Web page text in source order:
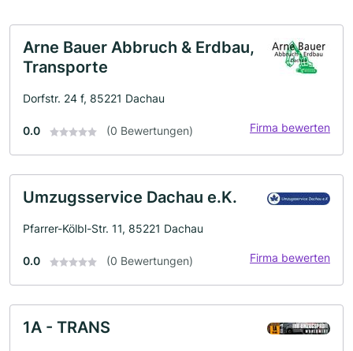
Arne Bauer Abbruch & Erdbau,
Transporte
Dorfstr. 24 f, 85221 Dachau
0.0 (0 Bewertungen) Firma bewerten
Umzugsservice Dachau e.K.
Pfarrer-Kölbl-Str. 11, 85221 Dachau
0.0 (0 Bewertungen) Firma bewerten
1A - TRANS